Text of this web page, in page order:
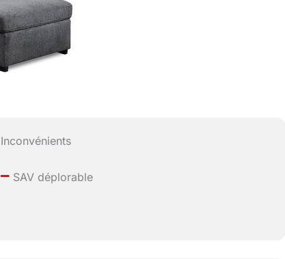
Inconvénients
– SAV déplorable